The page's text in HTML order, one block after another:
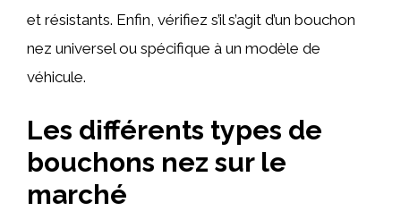
et résistants. Enfin, vérifiez s’il s’agit d’un bouchon
nez universel ou spécifique à un modèle de
véhicule.
Les différents types de
bouchons nez sur le
marché